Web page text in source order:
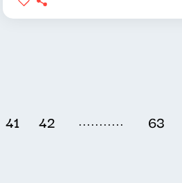
41 42 ........... 63